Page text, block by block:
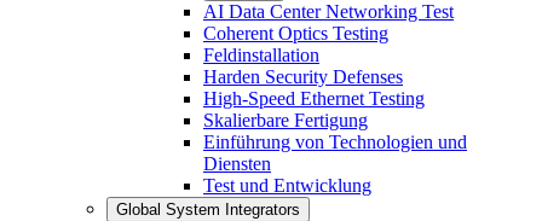
AI Data Center Networking Test
Coherent Optics Testing
Feldinstallation
Harden Security Defenses
High-Speed Ethernet Testing
Skalierbare Fertigung
Einführung von Technologien und
Diensten
Test und Entwicklung
Global System Integrators